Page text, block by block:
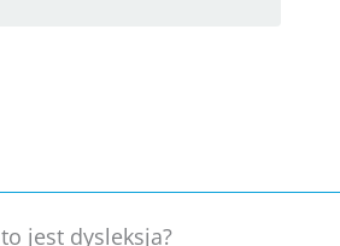
jest dysleksja?